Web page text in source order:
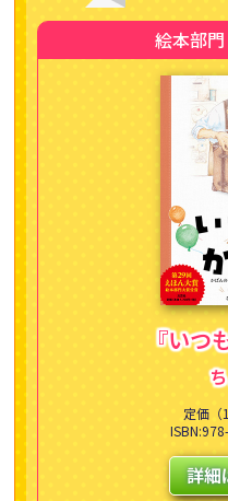
絵本部
『いつ
定価（
詳細